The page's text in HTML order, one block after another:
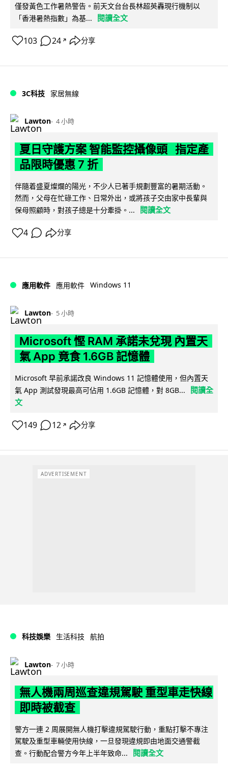
僅發黃色工作暑熱警告。前天文台台長林超英轟現行機制以
「香港暑熱指數」為基...
閱讀全文
103 24 ↗ 分享
3C科技 家居無線
Lawton 4 小時
夏日守護方案 智能監控攝像頭 指定產
品限時優惠 7 折
伴隨着盛夏燦爛的陽光，不少人已著手規劃豐富的暑期活動。
然而，父母在忙碌工作、日常外出，或將孩子交由家中長輩與
保母照顧時，對孩子總是十分牽掛。...
閱讀全文
4 分享
應用軟件 應用軟件 Windows 11
Lawton 5 小時
Microsoft 慳 RAM 承諾未兌現 內置天
氣 App 竟食 1.6GB 記憶體
Microsoft 早前承諾改良 Windows 11 記憶體使用，但內置天
氣 App 測試發現最高可佔用 1.6GB 記憶體，對 8GB...
閱讀全
文
149 12 ↗ 分享
ADVERTISEMENT
科技娛樂 生活科技 航拍
Lawton 7 小時
無人機兩周巡查違規駕駛 重型車走快線
即時被截查
警方一連 2 周展開無人機打擊違規駕駛行動，重點打擊不專注
駕駛及重型車輛使用快線，一旦發現違規即由地面交通警截
查。行動配合警方今年上半年致命...
閱讀全文